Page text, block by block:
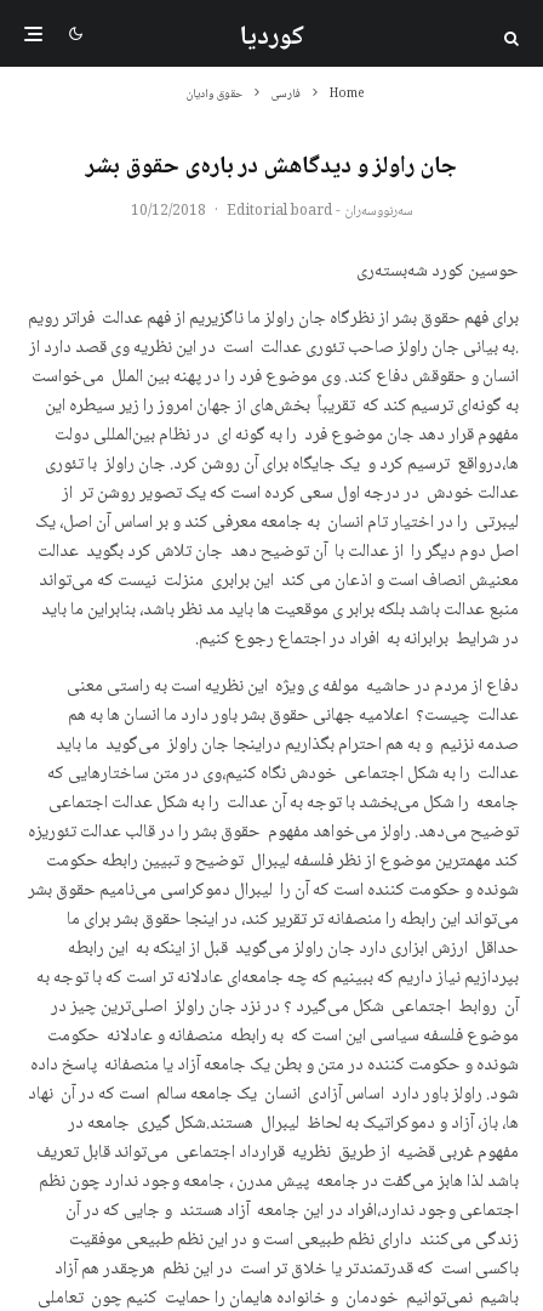
کوردیا
Home فارسی حقوق وادیان
جان راولز و دیدگاهش در بارەی حقوق بشر
سەرنووسەران - Editorial board ·
10/12/2018
حوسین کورد شەبستەری
برای فهم حقوق بشر از نظرگاه جان راولز ما ناگزیریم از فهم عدالت فراتر رویم
.بە بیانی جان راولز صاحب تئوری عدالت است در این نظریه وی قصد دارد از
انسان و حقوقش دفاع کند. وی موضوع فرد را در پهنه بین الملل می‌خواست
به گونه‌ای ترسیم کند که تقریباً بخش‌های از جهان امروز را زیر سیطرە این
مفهوم قرار دهد جان موضوع فرد را به گونه ای در نظام بین‌المللی دولت
ها،در‌واقع ترسیم کرد و یک جایگاه برای آن روشن کرد. جان راولز با تئوری
عدالت خودش در درجه اول سعی کرده است که یک تصویر روشن تر از
لیبرتی را در اختیار تام انسان به جامعه معرفی کند و بر اساس آن اصل، یک
اصل دوم دیگر را از عدالت با آن توضیح ‌دهد جان تلاش کرد بگوید عدالت
معنیش انصاف است و اذعان می کند این برابری منزلت نیست که می‌تواند
منبع عدالت باشد بلکه برابر ی موقعیت ها باید مد نظر باشد، بنابراین ما باید
در شرایط برابرانه به افراد در اجتماع رجوع کنیم.
دفاع از مردم در حاشیه مولفه ی ویژه این نظریه است به راستی معنی عدالت چیست؟ اعلامیه جهانی حقوق بشر باور دارد ما انسان ها به هم صدمه نزنیم و به هم احترام بگذاریم دراینجا جان راولز می‌گوید ما باید عدالت را به شکل اجتماعی خودش نگاه کنیم،وی در متن ساختارهایی که جامعه را شکل می‌بخشد با توجە بە آن عدالت را به شکل عدالت اجتماعی توضیح می‌دهد. راولز می‌خواهد مفهوم حقوق بشر را در قالب عدالت تئوریزه کند مهمترین موضوع از نظر فلسفه لیبرال توضیح و تبیین رابطه حکومت شونده و حکومت کننده است که آن را لیبرال دموکراسی می‌نامیم حقوق بشر می‌تواند این رابطه را منصفانه تر تقریر کند، در اینجا حقوق بشر برای ما حداقل ارزش ابزاری دارد جان راولز می‌گوید قبل از اینکه به این رابطه بپردازیم نیاز داریم که ببینیم که چه جامعه‌ای عادلانه تر است که با توجە بە آن روابط اجتماعی شکل می‌گیرد ؟ در نزد جان راولز اصلی‌ترین چیز در موضوع فلسفه سیاسی این است کە به رابطه منصفانه و عادلانه حکومت شونده و حکومت کننده در متن و بطن یک جامعه آزاد یا منصفانه پاسخ داده شود. راولز باور دارد اساس آزادی انسان یک جامعه سالم است که در آن نهاد ها، باز، آزاد و دموکراتیک به لحاظ لیبرال هستند.شکل گیری جامعه در مفهوم غربی قضیه از طریق نظریه قرارداد اجتماعی می‌تواند قابل تعریف باشد لذا هابز می‌گفت در جامعه پیش مدرن ، جامعه وجود ندارد چون نظم اجتماعی وجود ندارد،افراد در این جامعه آزاد هستند و جایی که در آن زندگی می‌کنند دارای نظم طبیعی است و در این نظم طبیعی موفقیت باکسی است که قدرتمندتر یا خلاق تر است در این نظم هرچقدر هم آزاد باشیم نمی‌توانیم خودمان و خانواده هایمان را حمایت کنیم چون تعاملی میان ما و دیگران صورت نمی گیرد،زیرا نظم طبیعی یا نظم هرج و مرج است، یعنی قانون جنگل حکمفرما است هابز می‌گوید در شرایط طبیعی همه آزاد هستند مانند حیوانات در جنگل، ولی این‌ها آسایش و آرامش ندارند بنابر این افراد آزادی خودشان را محدود می‌کنند بە تقریری ترس از مرگ و خشونت دارند لذا بخشی از آزادی خودشان را به سود یک نظم طبیعی تفویض می‌کنند برای اینکە با‌نظم است که مفهوم جامعه شکل می‌گیرد، و در این فرآیند رضایت خود افراد است که جامعه را شکل می بخشد.ما در اینجا نمی‌توانیم بگویم جامعه از فرد به وجود آمده است چرا کە این فرد است که آزادانه بخشی از آزادی خودش را محدود می‌کند تا جامعه توانایی شکل گیری پیدا کند. قوه حاکمیت دولت سرچشمه اش در حاکمیت افراد قرار دارد یعنی فرد حاکمیت را به دولت تفویض می‌کند ترس از مرگ و خشونت باز آن‌ها را وادار به عقلانیت می‌کند کە بخشی از آزادی خودشان را واگذار کنند به کسی که در جامعه طبیعی آن‌ها را مورد حمایت قرار دادە است. جان راولز می‌گوید جامعه مکانیکال هابز فاقد روح است در این جامعه ما نمی‌توانیم یک حقوق بشر را تعریف کنیم که به حفاظت از حقوق انسانی بپردازد چون همه چیز بر اساس منافع فردی صورت می‌گیرد. باید خاطر نشان کرد کە راولز محتملا از آرای آگوستین نیز متأثر بوده است راولز می‌گوید نگاه کنید حتی در نظام طبیعی که افراد زندگی می‌کنند و دارای اختیار آزاد هستند اینگونه نیست که هابز می‌گوید وقتی آن‌ها در حالت طبیعی هستند انسان‌ها نیمه حیوانی و نیمه انسانی هستند و وقتی که طی قرارداد اجتماعی به جامعه شکل می‌بخشند آن انسانیت شان شکوفا می‌شود جان راولز می‌گوید نه نه اینطور نیست. در اینجا در نزد راولز فروغ اندیشە ژان ژاک روسو جدی‌تر است و همچنین این مهم را در نظریات پیش مدرن سن آگوستین می توانیم جستجو کنیم یا از سمتی هم حتی می توان جلوە آن رڵ در نظم طبیعی مشاهدە کرد لذا در جایی که نظم وجود ندارد در این بی نظمی افراد هنوز ظرفیت و توانایی اخلاقی و عقلانی دارند که خودشان را به عنوان انسان بشناسند و نیز هم نوعانشان را هم در چهره انسان ببینند بنابراین آنچه افراد را در حالت طبیعی بر می انگیزاند تا بخشی از آزادی خودشان را با رضایت کامل، صرف نظر کنند. علت این انگیزش برای این است کە آنها یک هدف ایدەآل دارند و می‌خواهند یک جامعه عادلانه تاسیس کنند. لذا بهتر است بگویم نظمی بر اساس یک احساس عدالت خواهی شکل می گیرد که در متن هویت انسان‌ها قرار گرفته باشد.جان راولز می‌گوید فرد فرد انسان‌ها حتی در فضای طبیعی فقط به منافع خودشان فکر نمی‌کنند بلکه آن‌ها هویت انسانی دارند که اساساً با اخلاقی اندیشیدن اجین شده است پس آن چیزی که انسان ها را تشویق می‌کند که وارد قرار داد ها شوند فقط از روی اصالت منفعت و سود آوری نیست بلکە آن چیزی که انسان را تحریک می‌کند یک حس اخلاقی است. به بیانی جان راولز مدینه فاضله قابل اجرا را به ما معرفی می کند. وی به ما توصیه می‌کند شکل‌گیری نظم یا جامعه را محدود نکنیم به آن چیزی که انسان‌ها را برانگیخته است تا برای حفاظت از خودشان دورهم جمع شوند و یک جامعه را به وجود آورند جان راولز این قضیه را نمی‌پذیرد و می‌گوید هر چند انسان‌ها از نظم طبیعی یا شرایط طبیعی برخوردارند لذا می‌توانند از خودشان دفاع کنند و این دفاع نیز مشروع است و بعد به این نتیجه می‌رسد که تمام امتیازهای مثبتی کە انسان‌ها در شرایط طبیعی دارند این است کە آنها درواقع در معرض خطر مرگ هستند به همین خاطر به صورت محافظه کارانه و مصلحت طلبانه عقل خودشان را استفاده می‌کنند و بعد آزادی خودشان را محدود می‌کنند و آن را به یک حاکم می‌دهند و بنابر این جامعه را شکل می‌بخشند اما در اندیشە راولز این خطاست. وی می گوید لذا آنچه که افراد را تحریک می‌کند که بخشی از آزادی خودشان را محدود کنند یک احساس عمیق اخلاقی است که در درون انسان قرار دارد این را قالب لیبرال های اولیه و کلاسیک مثل چالز تیلور به آن اذعان دارند و می‌گوید انسان در ذات و فطرت خودش اخلاق گراست و در جوهر و نهاد خودش به یاد و فکر هم نوعانش است. راولز می‌گوید ما فرض می‌گیریم انسان‌ها در شرایط طبیعی هستند و یک نوع قرارداد اجتماعی را باهم منعقد می‌کنند وقتی که انسان از آن احساس عمیق اخلاقی برانگیخته می‌شود خواستار یک جامعه عادلانه است لذا یک گفتگو را آغاز می‌کند افراد با تعهد اخلاقی دور هم جمع می‌شوند و تصمیم می‌گیرند انتخاب کنند انتخابی بر اساس رضایت کامل و این رضایت هم آن گونه نبوده است که از آن نفعی ببرند بلکه می‌خواهند فداکاری کنند برای حفظ و حراست اصول اخلاقی، و تمام تصمیماتی که آن‌ها می‌گیرند در اینجا صحیح و عادلانه است چراکه این تصمیمات و انتخاب ها از روی رضایت کامل خود آن‌ها سرچشمه می‌گیرد ریشه آن در اراده ی آنهاست این تصمیمات از طریق تعامل متقابل ظاهر می‌شود به همین دلیل انتخاب افراد برای تعریف یک جامعه عادلانه جهان شمول است جهانشمولی، که از طریق رضایت سنجیده ی افراد نضج یافته است ، این تصمیمات اجماعی هستند و همه بر آن توافق دارند در اینجا هر آنچه افراد انجام می‌دهند منجر به عدالت می‌شود البته باید نظریه هابز و اخلاق کانتی را نیز در این شرایط مورد توجه قرار داده شود جان راولز می‌گوید برای رسیدن به یک گفتمان که هدفش رسیدن به یک فرمول عدالت اجتماعی است ما باید اندیشه هابزی را از وجود خودمان جدا کنیم تا آن نقاب کنار برود و وقتی آن نقاب کنار رفت ما به هدف نهایی خواهیم رسید . نقاب غفلت در‌واقع نیازی است در گفتمان پیرامون حقوق بشر و مباحث مرتبط با عدالت اجتماعی ، بنابراین آنچه از گفتگوهای مبتنی بر نقاب غفلت بیرون می‌آید یک نوع گفتمان درست و دقیق است که هیچ گونه تمایز و تفاوت و محاسبه منافع فردی…. نمی‌تواند به آن آسیب برساند در این شرایط افراد خود را به چیزی متعهد می‌کنند . آن تعهد چیست؟ آن تعهدی که از درون نقاب غفلت در گفتگوهای اولیه صورت می‌گیرد تعهد به خیر های اولیه انسانی است ما پنج خیر اولیه داریم به عنوان نمونه دو مورد از آن‌ها به این قرار است 1- ما بیاییم تصدیق کنیم همه انسان‌ها از برابری کامل در اختیاراتشان برخوردارند.2-آزادی به انصاف ختم می‌شود ما باید این واژه‌ها را بسازیم که سرچشمه آن اخلاق بشر است چون همه چیز ساخته دست انسان است پس ما نیاز به ساخت های جدید داریم مفاهیم عالی را باید ساخت . وقتی افراد می‌آید و منافع خودشان را پشت نقاب غفلت قرار می‌دهند و برآن خط بطلان می‌کشند و خودشان را فدای فرمولیزه کردن حقایق اجتماعی می‌کنند و به دلیل احساسات عمیق اخلاقی که دارند این انسان‌ها ریزونبل می‌شوند ریزوزبل بودن با عاقل بودن فرق دارد در نظر جان راولز عاقل ، رشنال است ولی یکی منطقی است که ریزونبل است معنی عاقل بودن و منطقی بودن چیست؟ اگر شما عاقل باشید سعی می‌کنید همه چیز را برای خودتان بخواهید یعنی همان حالت طبیعی است و باارزیابی در پی سود بیشتر بردن هستند بنابراین بحث عاقل بودن بحث منافع سنجی است پس عاقل ها برای مردم خسارت و آسیب تولید می‌کنند عاقل بودن یک مفهوم اجتماعی نیست بلکه انفرادی است وقتی همه از مقداری از عقلانیت خود عقب نشینی می‌کنند منطقی می‌شوند به نفع جمع،به واقع فهم عقلایی ما به همدیگر وصل می‌شود و این شما و من هستیم کە، ما می‌شویم لذا ما از عقلانیتی پیروی می‌کنیم که بر کل روابط اجتماعی به شکلی عادلانه حکومت می‌کند پس با اخلاقی شدن نسبت به اطرافمان و به فکر خود و هم به فکر فقیران یا دیگران بودن در این بستر ما به یک اجماع می‌رسیم لذا ما نوعی اجماع را پیدا می‌کنیم که برای این اجماع هم پوشی دارد در نتیجه ما از یک نوع عقل عمومی تبعیت می‌کنیم . بنابراین عقلانیتی که باید بر فضای عمومی جامعه حاکم باشد عقلی است که توسط همه ساخته شده است لذا ما انگیخته می‌شویم از یک احساس عمیق انسانی به دور از تظاهر و بدور از نقاب ریاکاری باهم جمع می‌شویم منافع شخصیمان را کنار می‌گذاریم این خود باعث می‌شود در این شرایط ما منطقی شویم بعد از آن می‌توانیم به عقلانیت اجتماعی تعریف شده ای برسیم و در اینجا می‌توانیم بگویم چه چیزی عدالت است. این فرجام نظریه جان راولز است جان راولز می‌گوید عدالت 2 فرمول دارد یکی این است که می بایستی از برابری آزادی برخوردار باشد پایه دوم نیز اصل تمایز در جمع است بنابراین منصف باشیم نه عادل، ما باید بیشتر دست ناامید و فقیر.. را بگیریم. و بدینسان است که جامعه عادلانه توسط افراد ساخته شود. به نظر جان راولز روابط بین الملل در‌واقع میان ملل نیست روابط میان ملل است لذا وی پیشنهاد می‌کند ما باید عظیمت کنیم از روابط میان دول به سمت شکل‌گیری روابط میان مردم برویم و مردم کسانی هستند که از اصول عدالت پیروی می‌کنند یعنی انسان‌هایی که آزادی خواه هستند و با استعانت از یک ندای اخلاقی بسیار عمیق میان منافع شخصی خودشان، صرف نظر می کنند و با عقلانیتی تأمل بر انگیز عدالت را فرمولیزه کرده و بیان می‌دارند این عدالت در پناه آزادی‌های بنیادی انسان‌ها را تحقق می یابد حتی یک فرمول برای دفاع از ستم دیدگان ایجاد می‌کنند مردم ها ، آزادی خواه و لیبرال هستند و لیبرال ها مدافع حقوق مظلومان هستند این مردم آزادی خواه بر پایه ی اخلاق نه بر اساس سود شخصی عمل می‌کنند یعنی بر اساس خود مختاریشان فرمول عدالت خودشان را بیان میدارند .در اینجا ما اصول سنتی بین الملل را دوباره باز تفسیر و بازبینی می‌کنیم بە بیانی نقش اصلی را لیبرال ها دارند چون آن‌ها حاکمیتشان محصول اراده مردم است و دیدگاه آن‌ها بازتاب دهنده دیدگاه‌های مردم است آن‌ها صلح دوست و آزاده اند و با گفتگو همه چیز را حل می‌کنند مثل اتحادیه اروپا بنابراین اتحادیه های لیبرال صلح جو هستند ما با کشور هایی که حتی کم لیبرال هستند با تجارت و ارتباط،ک